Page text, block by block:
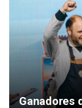
Ganadores